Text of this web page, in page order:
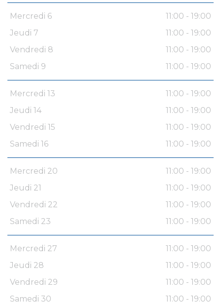
Mercredi 6
11:00 - 19:00
Jeudi 7
11:00 - 19:00
Vendredi 8
11:00 - 19:00
Samedi 9
11:00 - 19:00
Mercredi 13
11:00 - 19:00
Jeudi 14
11:00 - 19:00
Vendredi 15
11:00 - 19:00
Samedi 16
11:00 - 19:00
Mercredi 20
11:00 - 19:00
Jeudi 21
11:00 - 19:00
Vendredi 22
11:00 - 19:00
Samedi 23
11:00 - 19:00
Mercredi 27
11:00 - 19:00
Jeudi 28
11:00 - 19:00
Vendredi 29
11:00 - 19:00
Samedi 30
11:00 - 19:00